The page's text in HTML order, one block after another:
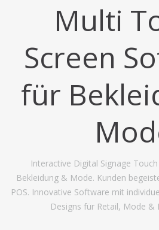
Multi
Screen
für
Interactive Digital Signage
Bekleidung & Mode. Kunden
POS. Innovative Software mit
Designs für Retail, Mode &